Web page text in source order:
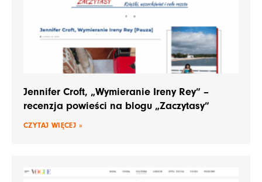
Jennifer Croft, „Wymieranie Ireny Rey” –
recenzja powieści na blogu „Zaczytasy”
CZYTAJ WIĘCEJ »